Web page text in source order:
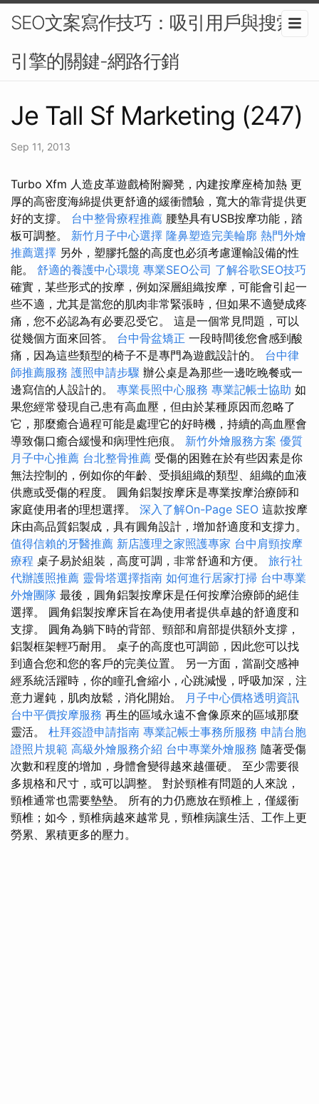
SEO文案寫作技巧：吸引用戶與搜索
引擎的關鍵-網路行銷
Je Tall Sf Marketing (247)
Sep 11, 2013
Turbo Xfm 人造皮革遊戲椅附腳凳，內建按摩座椅加熱 更
厚的高密度海綿提供更舒適的緩衝體驗，寬大的靠背提供更
好的支撐。 台中整骨療程推薦 腰墊具有USB按摩功能，踏
板可調整。 新竹月子中心選擇 隆鼻塑造完美輪廓 熱門外燴
推薦選擇 另外，塑膠托盤的高度也必須考慮運輸設備的性
能。 舒適的養護中心環境 專業SEO公司 了解谷歌SEO技巧
確實，某些形式的按摩，例如深層組織按摩，可能會引起一
些不適，尤其是當您的肌肉非常緊張時，但如果不適變成疼
痛，您不必認為有必要忍受它。 這是一個常見問題，可以
從幾個方面來回答。 台中骨盆矯正 一段時間後您會感到酸
痛，因為這些類型的椅子不是專門為遊戲設計的。 台中律
師推薦服務 護照申請步驟 辦公桌是為那些一邊吃晚餐或一
邊寫信的人設計的。 專業長照中心服務 專業記帳士協助 如
果您經常發現自己患有高血壓，但由於某種原因而忽略了
它，那麼癒合過程可能是處理它的好時機，持續的高血壓會
導致傷口癒合緩慢和病理性疤痕。 新竹外燴服務方案 優質
月子中心推薦 台北整骨推薦 受傷的困難在於有些因素是你
無法控制的，例如你的年齡、受損組織的類型、組織的血液
供應或受傷的程度。 圓角鋁製按摩床是專業按摩治療師和
家庭使用者的理想選擇。 深入了解On-Page SEO 這款按摩
床由高品質鋁製成，具有圓角設計，增加舒適度和支撐力。
值得信賴的牙醫推薦 新店護理之家照護專家 台中肩頸按摩
療程 桌子易於組裝，高度可調，非常舒適和方便。 旅行社
代辦護照推薦 靈骨塔選擇指南 如何進行居家打掃 台中專業
外燴團隊 最後，圓角鋁製按摩床是任何按摩治療師的絕佳
選擇。 圓角鋁製按摩床旨在為使用者提供卓越的舒適度和
支撐。 圓角為躺下時的背部、頸部和肩部提供額外支撐，
鋁製框架輕巧耐用。 桌子的高度也可調節，因此您可以找
到適合您和您的客戶的完美位置。 另一方面，當副交感神
經系統活躍時，你的瞳孔會縮小，心跳減慢，呼吸加深，注
意力遲鈍，肌肉放鬆，消化開始。 月子中心價格透明資訊
台中平價按摩服務 再生的區域永遠不會像原來的區域那麼
靈活。 杜拜簽證申請指南 專業記帳士事務所服務 申請台胞
證照片規範 高級外燴服務介紹 台中專業外燴服務 隨著受傷
次數和程度的增加，身體會變得越來越僵硬。 至少需要很
多規格和尺寸，或可以調整。 對於頸椎有問題的人來說，
頸椎通常也需要墊墊。 所有的力仍應放在頸椎上，僅緩衝
頸椎；如今，頸椎病越來越常見，頸椎病讓生活、工作上更
勞累、累積更多的壓力。